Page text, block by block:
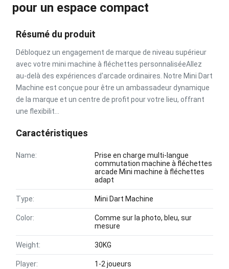
pour un espace compact
Résumé du produit
Débloquez un engagement de marque de niveau supérieur
avec votre mini machine à fléchettes personnaliséeAllez
au-delà des expériences d'arcade ordinaires. Notre Mini Dart
Machine est conçue pour être un ambassadeur dynamique
de la marque et un centre de profit pour votre lieu, offrant
une flexibilit...
Caractéristiques
Name:
Prise en charge multi-langue
commutation machine à fléchettes
arcade Mini machine à fléchettes
adapt
Type: Mini Dart Machine
Color:
Comme sur la photo, bleu, sur
mesure
Weight: 30KG
Player: 1-2 joueurs